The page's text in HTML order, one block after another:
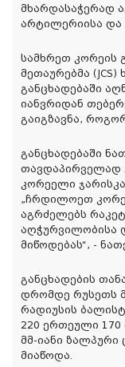
მხარდასაჭერად
არტილერიისა და
სამხრეთ კორეის
მეთაურებმა
განცხადებაში
იანვრიდან
გაიგზავნა,
განცხადებაში
თავდაპირველად
კორეელი
„ჩრდილოეთ
აგრძელებს
აღჭურვილობისა
მიწოდებას“, -
განცხადების
დრომდე რუსეთს
რადიუსის
220 ერთეული 170
მმ-იანი ზალპური
მიაწოდა.